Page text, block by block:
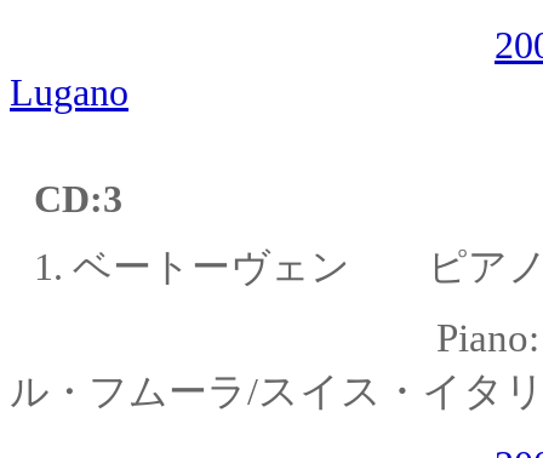
Lugano
CD:3
1. ベートーヴェン ピア
ル・フムーラ/スイス・イタ